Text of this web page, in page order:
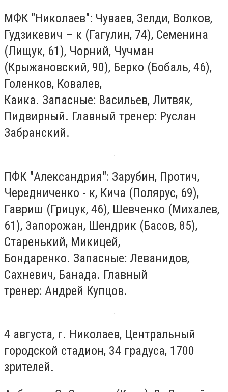
МФК "Николаев": Чуваев, Зелди, Волков,
Гудзикевич – к (Гагулин, 74), Семенина
(Лищук, 61), Чорний, Чучман
(Крыжановский, 90), Берко (Бобаль, 46),
Голенков, Ковалев,
Каика. Запасные: Васильев, Литвяк,
Пидвирный. Главный тренер: Руслан
Забранский.
ПФК "Александрия": Зарубин, Протич,
Чередниченко - к, Кича (Полярус, 69),
Гавриш (Грицук, 46), Шевченко (Михалев,
61), Запорожан, Шендрик (Басов, 85),
Старенький, Микицей,
Бондаренко. Запасные: Леванидов,
Сахневич, Банада. Главный
тренер: Андрей Купцов.
4 августа, г. Николаев, Центральный
городской стадион, 34 градуса, 1700
зрителей.